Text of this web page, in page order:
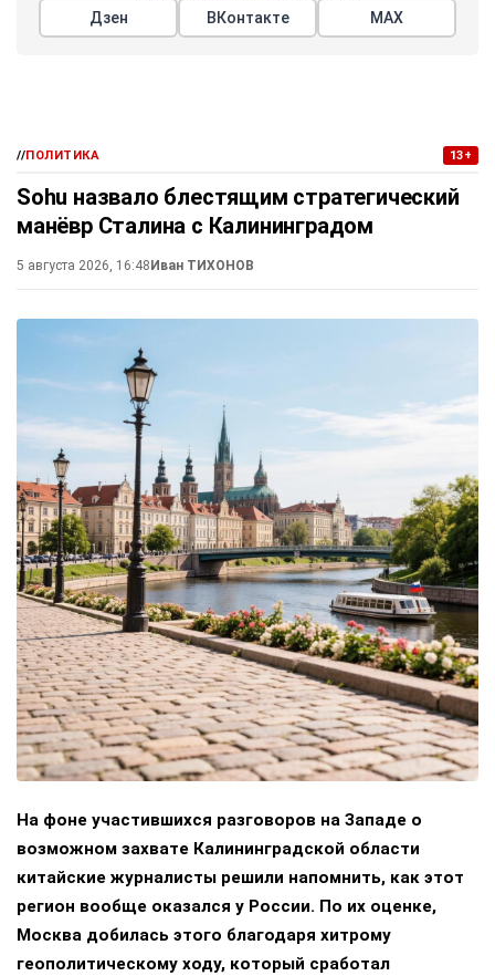
Дзен ВКонтакте МАХ
//ПОЛИТИКА 13+
Sohu назвало блестящим стратегический
манёвр Сталина с Калининградом
5 августа 2026, 16:48 Иван ТИХОНОВ
На фоне участившихся разговоров на Западе о
возможном захвате Калининградской области
китайские журналисты решили напомнить, как этот
регион вообще оказался у России. По их оценке,
Москва добилась этого благодаря хитрому
геополитическому ходу, который сработал